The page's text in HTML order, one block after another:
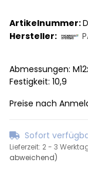
Artikelnummer:
Hersteller:
Abmessungen:
Festigkeit: 10,9
Preise nach
Sofort
Lieferzeit: 2 - 3
abweichend)